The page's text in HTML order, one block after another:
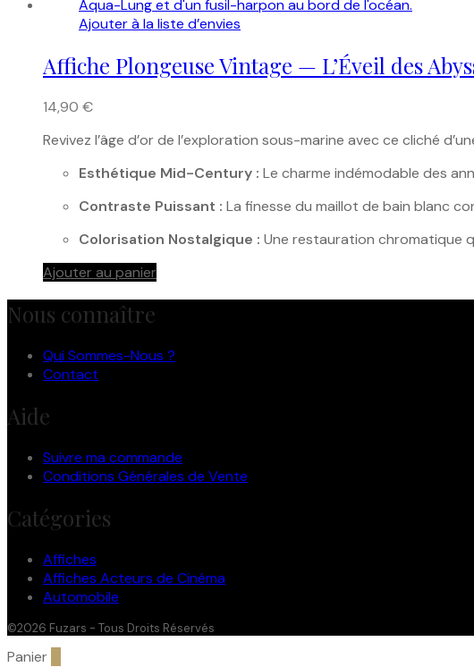
Ajouter à la liste d’envies
Affiche Plongeuse Vintage — L’Éveil des
14,90 €
Revivez l’âge d’or de l’exploration sous-marine avec ce cliché
Esthétique Mid-Century : Le charme indémodable des
Contraste Puissant : La finesse du maillot de bain blanc
Colorisation Nostalgique : Une restauration chromatique
Ajouter au panier
Nous connaître
Qui Sommes-Nous ?
Contact
Aide
Suivre ma commande
Conditions Générales de Vente
Catégories
Affiches
Affiches Acteurs de Cinéma
Automobile
©2026 Fuzars - Tous Droits Réservés
Panier